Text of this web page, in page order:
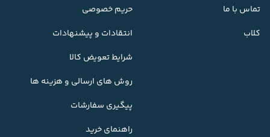
تماس با ما
کلاب
حریم خصوصی
انتقادات و پیشنهادات
شرایط تعویض کالا
روش های ارسالی و هزینه ها
پیگیری سفارشات
راهنمای خرید